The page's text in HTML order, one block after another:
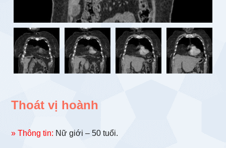
Thoát vị hoành
» Thông tin: Nữ giới – 50 tuổi.